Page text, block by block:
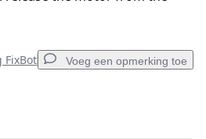
FixBot Voeg een opmerking toe